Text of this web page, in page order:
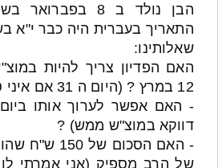
התאריך בעברית היה כבר י"א
שאלותינו:
האם הפדיון צריך להיות
12 במרץ ? (היום ה 31 אם איני טועה יוצא בשבת)
- האם אפשר לערוך אותו ביום
דווקא במוצ"ש ממש) ?
- האם הסכום